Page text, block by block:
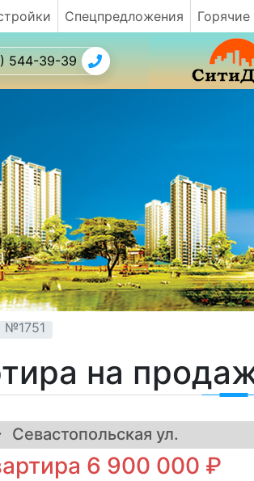
Спецпредложения
544-39-39
№1751
на
Севастопольская ул.
6 900 000 ₽